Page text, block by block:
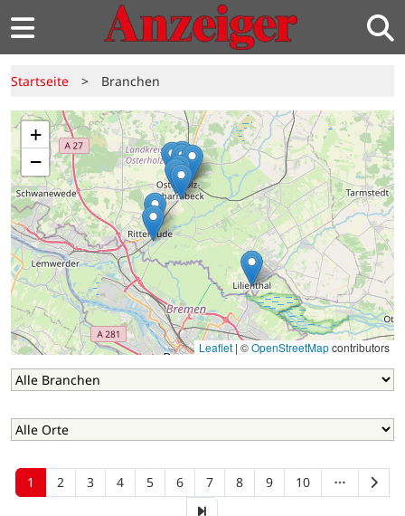
Startseite > Branchen
+
−
Leaflet | ©OpenStreetMapcontributors
1 2 3 4 5 6 7 8 9 10